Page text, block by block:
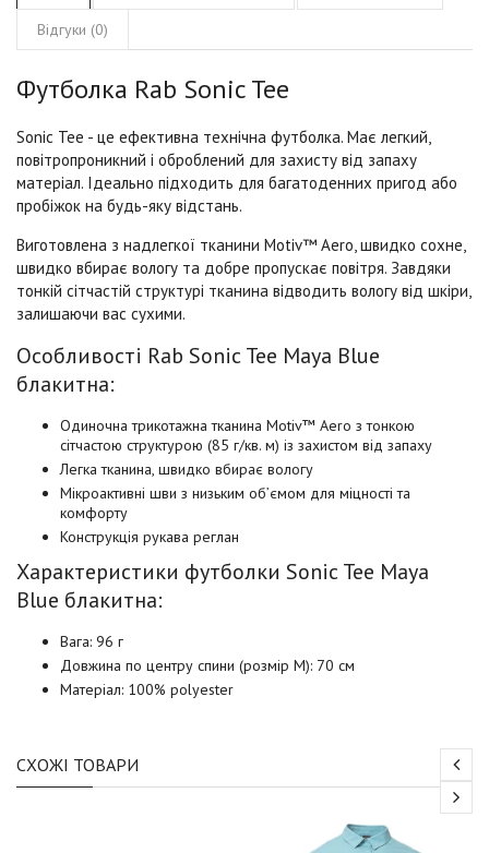
Відгуки (0)
Футболка Rab Sonic Tee
Sonic Tee - це ефективна технічна футболка. Має легкий,
повітропроникний і оброблений для захисту від запаху
матеріал. Ідеально підходить для багатоденних пригод або
пробіжок на будь-яку відстань.
Виготовлена ​​з надлегкої тканини Motiv™ Aero, швидко сохне,
швидко вбирає вологу та добре пропускає повітря. Завдяки
тонкій сітчастій структурі тканина відводить вологу від шкіри,
залишаючи вас сухими.
Особливості Rab Sonic Tee Maya Blue
блакитна:
Одиночна трикотажна тканина Motiv™ Aero з тонкою
сітчастою структурою (85 г/кв. м) із захистом від запаху
Легка тканина, швидко вбирає вологу
Мікроактивні шви з низьким об’ємом для міцності та
комфорту
Конструкція рукава реглан
Характеристики футболки Sonic Tee Maya
Blue блакитна:
Вага: 96 г
Довжина по центру спини (розмір M): 70 см
Матеріал: 100% polyester
СХОЖІ ТОВАРИ